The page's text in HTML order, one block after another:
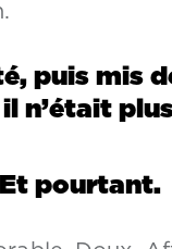
puis mis
n’était
Et pourtant.